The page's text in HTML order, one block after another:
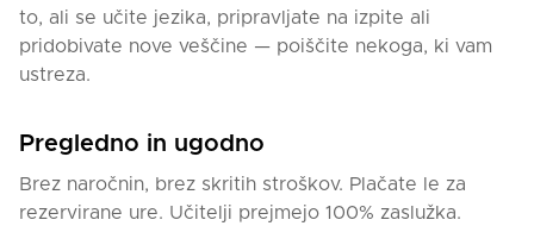
to, ali se učite jezika, pripravljate na izpite ali
pridobivate nove veščine — poiščite nekoga, ki vam
ustreza.
Pregledno in ugodno
Brez naročnin, brez skritih stroškov. Plačate le za
rezervirane ure. Učitelji prejmejo 100% zaslužka.